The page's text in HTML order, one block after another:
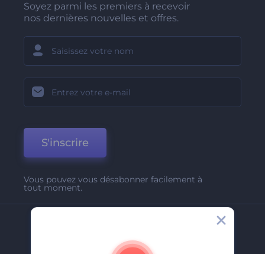
Soyez parmi les premiers à recevoir
nos dernières nouvelles et offres.
S'inscrire
Vous pouvez vous désabonner facilement à
tout moment.
A Propos De Nous